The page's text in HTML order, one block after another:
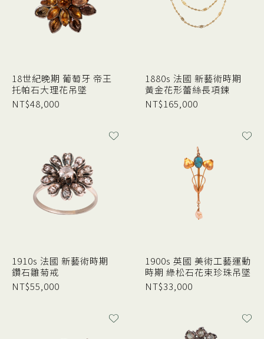
18世紀晚期 葡萄牙 帝王
托帕石大理花吊墜
NT$48,000
1880s 法國 新藝術時期
黃金花形蕾絲長項鍊
NT$165,000
1910s 法國 新藝術時期
鑽石雛菊戒
NT$55,000
1900s 英國 美術工藝運動
時期 綠松石花束珍珠吊墜
NT$33,000